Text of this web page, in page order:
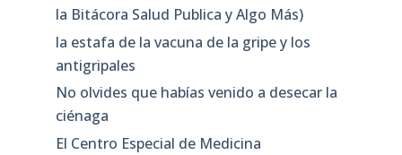
la Bitácora Salud Publica y Algo Más)
la estafa de la vacuna de la gripe y los
antigripales
No olvides que habías venido a desecar la
ciénaga
El Centro Especial de Medicina